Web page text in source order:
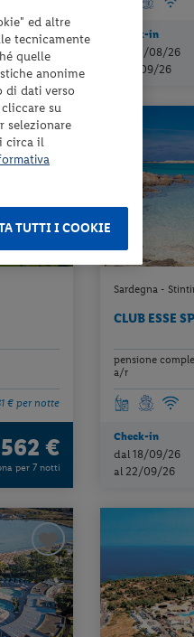
639 €
per 7 notti
Check-in
dal 21/08/26
al 11/09/26
€ per notte
562 €
per 7 notti
Sardegna -
CLUB ESSE
pensione
a/r
Check-in
dal 18/09/26
al 22/09/26
ed altre
tecnicamente
quelle
anonime
di dati verso
su
selezionare
circa il
TUTTI I COOKIE